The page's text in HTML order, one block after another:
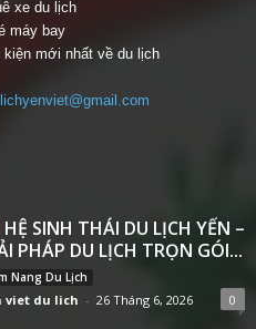
xe du lịch
máy bay
mới nhất về du lịch
HỆ SINH THÁI DU LỊCH YẾN –
PHÁP DU LỊCH TRỌN GÓI...
Nang Du Lịch
viet du lich - 26 Tháng 6, 2026 0